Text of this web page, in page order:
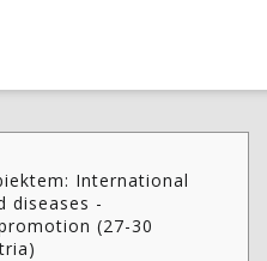
International
diseases -
(27-30